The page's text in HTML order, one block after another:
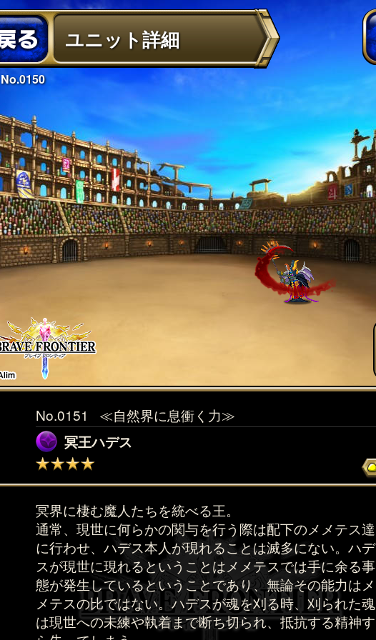
ユニット詳細
No.0150
No.0151 ≪自然界に息衝く力≫
冥王ハデス
冥界に棲む魔人たちを統べる王。
通常、現世に何らかの関与を行う際は配下のメメテス達
に行わせ、ハデス本人が現れることは滅多にない。ハデ
スが現世に現れるということはメメテスでは手に余る事
態が発生しているということであり、無論その能力はメ
メテスの比ではない。ハデスが魂を刈る時、刈られた魂
は現世への未練や執着まで断ち切られ、抵抗する精神す